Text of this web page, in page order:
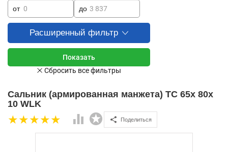
от до
Расширенный фильтр
Сальник (армированная манжета) TC 65x 80x
10 WLK
Поделиться